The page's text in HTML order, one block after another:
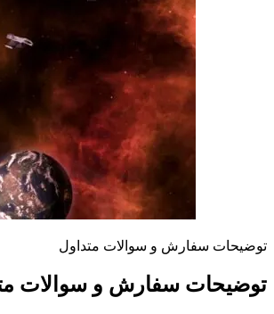
توضیحات سفارش و سوالات متداول
توضیحات سفارش و سوالات